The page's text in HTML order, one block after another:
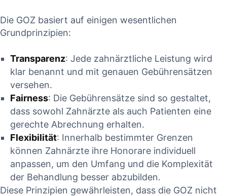
Die⁣ GOZ basiert auf einigen wesentlichen
Grundprinzipien:
Transparenz: Jede zahnärztliche​ Leistung‌ wird
klar benannt und mit⁣ genauen ‌Gebührensätzen
versehen.
Fairness: Die Gebührensätze sind ⁣so gestaltet,
dass ‍sowohl Zahnärzte als auch Patienten⁣ eine
gerechte Abrechnung ⁣erhalten.
Flexibilität: Innerhalb bestimmter Grenzen⁢
können Zahnärzte ihre Honorare individuell
anpassen, ⁣um den Umfang und ​die Komplexität
der ⁢Behandlung besser abzubilden.
Diese Prinzipien gewährleisten, dass die GOZ nicht